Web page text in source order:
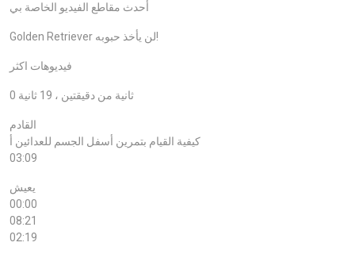
أحدث مقاطع الفيديو الخاصة بي
Golden Retriever لن يأخذ حبوبه!
فيديوهات اكثر
0 ثانية من دقيقتين ، 19 ثانية
القادم
كيفية القيام بتمرين أسفل الجسم للعدائين أ
03:09
يعيش
00:00
08:21
02:19